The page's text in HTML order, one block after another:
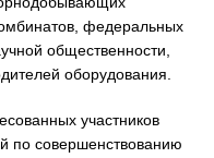
федеральных
общественности,
оборудования.
участников
по совершенствованию